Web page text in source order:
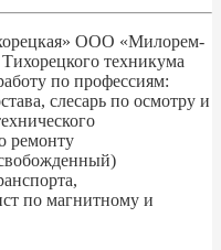
ООО «Милорем-
техникума
по профессиям:
слесарь по осмотру и
ремонту
по магнитному и